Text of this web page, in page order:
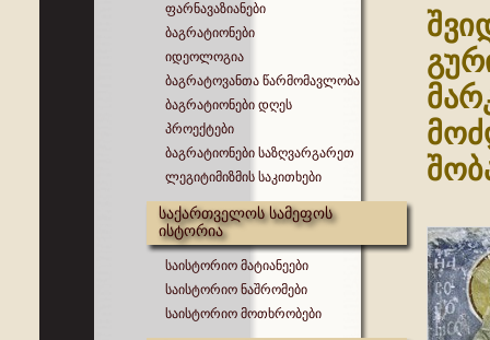
ფარნავაზიანები
ბაგრატიონები
იდეოლოგია
ბაგრატოვანთა წარმომავლობა
ბაგრატიონები დღეს
პროექტები
ბაგრატიონები საზღვარგარეთ
ლეგიტიმიზმის საკითხები
საქართველოს სამეფოს
ისტორია
საისტორიო მატიანეები
საისტორიო ნაშრომები
საისტორიო მოთხრობები